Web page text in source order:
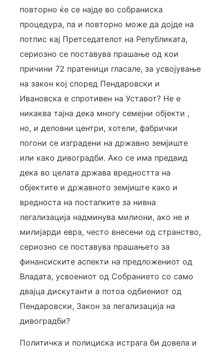
повторно ќе се најде во собраниска
процедура, па и повторно може да дојде на
потпис кај Претседателот на Републиката,
сериозно се поставува прашање од кои
причини 72 пратеници гласале, за усвојување
на закон кој според Пендаровски и
Ивановска е спротивен на Уставот? Не е
никаква тајна дека многу семејни објекти ,
но, и деловни центри, хотели, фабрички
погони се изградени на државно земјиште
или како дивоградби. Ако се има предвид
дека во целата држава вредността на
објектите и државното земјиште како и
вредноста на постапките за нивна
легализација надминува милиони, ако не и
милијарди евра, често внесени од странство,
сериозно се поставува прашањето за
финансиските аспекти на предложениот од
Владата, усвоениот од Собранието со само
двајца дискутанти а потоа одбиениот од
Пендаровски, Закон за легализација на
дивоградби?
Политичка и полициска истрага би довела и